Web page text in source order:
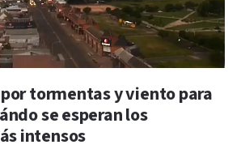
tormentas y viento para
se esperan los
intensos